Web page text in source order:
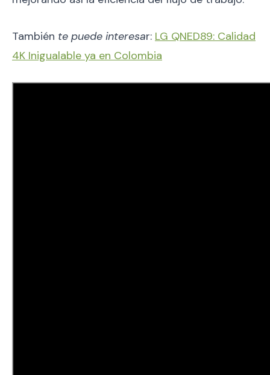
También te puede interesar: LG QNED89: Calidad
4K Inigualable ya en Colombia